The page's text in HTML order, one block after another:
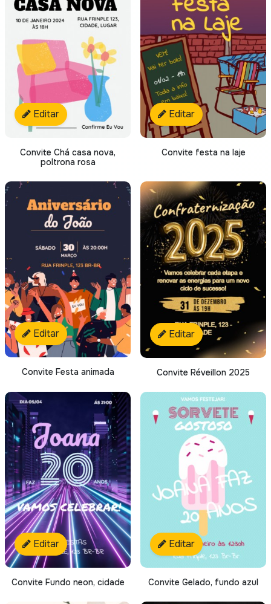
Editar
Convite Chá casa nova,
poltrona rosa
Editar
Convite festa na laje
Editar
Convite Festa animada
Editar
Convite Réveillon 2025
Editar
Convite Fundo neon, cidade
Editar
Convite Gelado, fundo azul